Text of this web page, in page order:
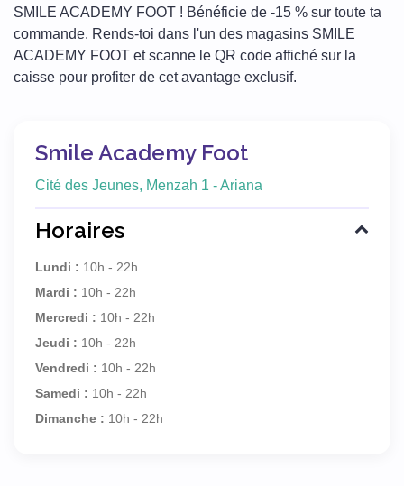
SMILE ACADEMY FOOT ! Bénéficie de -15 % sur toute ta
commande. Rends-toi dans l'un des magasins SMILE
ACADEMY FOOT et scanne le QR code affiché sur la
caisse pour profiter de cet avantage exclusif.
Smile Academy Foot
Cité des Jeunes, Menzah 1 - Ariana
Horaires
Lundi : 10h - 22h
Mardi : 10h - 22h
Mercredi : 10h - 22h
Jeudi : 10h - 22h
Vendredi : 10h - 22h
Samedi : 10h - 22h
Dimanche : 10h - 22h